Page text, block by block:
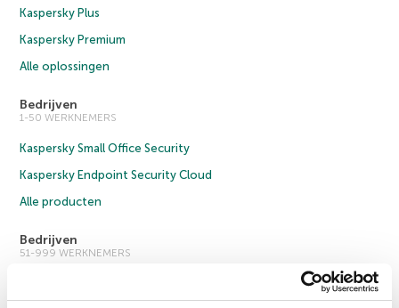
Kaspersky Plus
Kaspersky Premium
Alle oplossingen
Bedrijven
1-50 WERKNEMERS
Kaspersky Small Office Security
Kaspersky Endpoint Security Cloud
Alle producten
Bedrijven
51-999 WERKNEMERS